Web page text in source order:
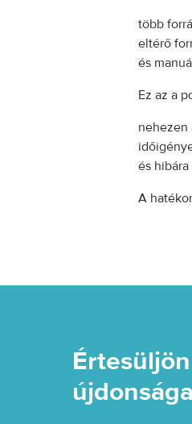
több
eltérő
és
Ez az a
nehezen
és
A